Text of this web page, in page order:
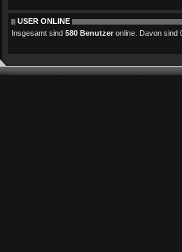
USER ONLINE
Insgesamt sind 580 Benutzer online. Davon sind